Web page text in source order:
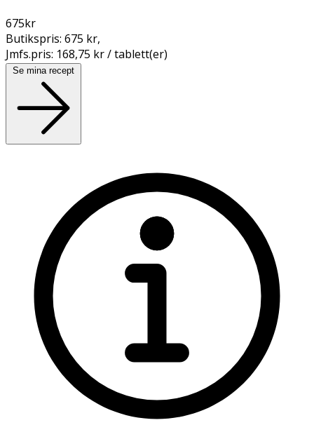
675kr
Butikspris: 675 kr,
Jmfs.pris: 168,75 kr / tablett(er)
Se mina recept